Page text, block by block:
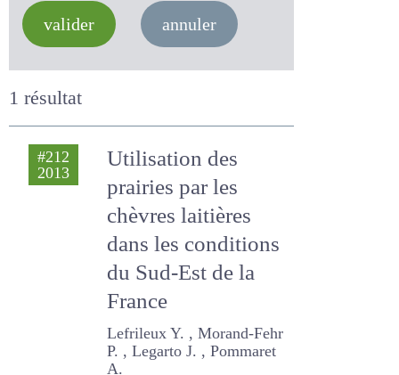
valider annuler
1 résultat
#212
Utilisation des
prairies par les
chèvres laitières
dans les
conditions du Sud-
Est de la France
Lefrileux Y. , Morand-Fehr P.